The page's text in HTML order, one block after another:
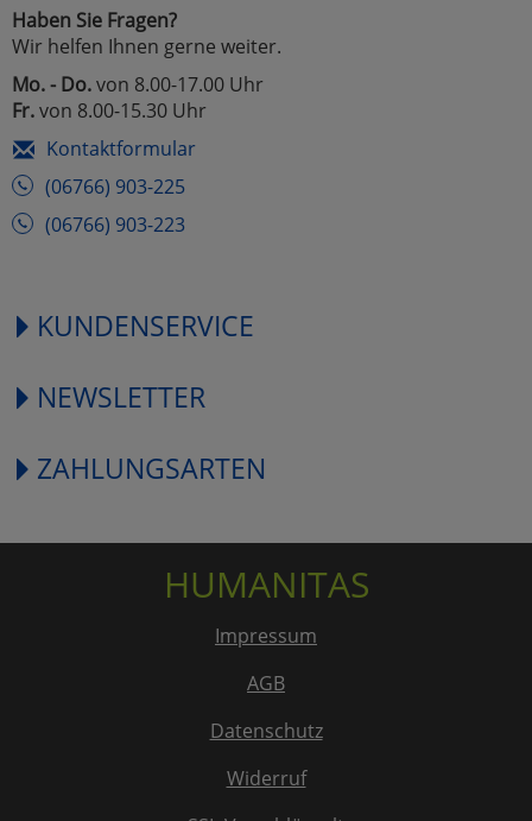
Haben Sie Fragen?
Wir helfen Ihnen gerne weiter.
Mo. - Do.von 8.00-17.00 Uhr
Fr.von 8.00-15.30 Uhr
Kontaktformular
(06766) 903-225
(06766) 903-223
KUNDENSERVICE
NEWSLETTER
ZAHLUNGSARTEN
HUMANITAS
Impressum
AGB
Datenschutz
Widerruf